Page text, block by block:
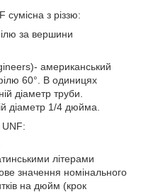
сумісна з різзю:
за вершини
американський
60°. В одиницях
діаметр труби.
діаметр 1/4 дюйма.
UNF:
літерами
значення номінального
на дюйм (крок